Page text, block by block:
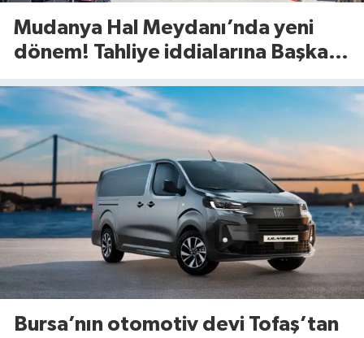
Mudanya Hal Meydanı’nda yeni
dönem! Tahliye iddialarına Başkan
Bursa’nın otomotiv devi Tofaş’tan